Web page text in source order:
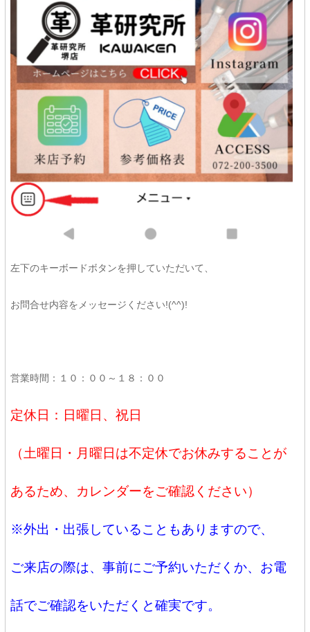
左下のキーボードボタンを押していただいて、
お問合せ内容をメッセージください!(^^)!
営業時間：１０：００～１８：００
定休日：日曜日、祝日
（土曜日・月曜日は不定休でお休みすることが
あるため、カレンダーをご確認ください）
※外出・出張していることもありますので、
ご来店の際は、事前にご予約いただくか、お電
話でご確認をいただくと確実です。